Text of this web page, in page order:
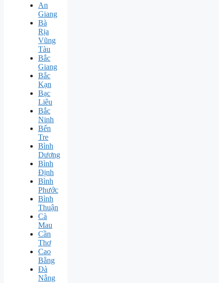
An
Giang
Bà
Rịa
Vũng
Tàu
Bắc
Giang
Bắc
Kạn
Bạc
Liêu
Bắc
Ninh
Bến
Tre
Bình
Dương
Bình
Định
Bình
Phước
Bình
Thuận
Cà
Mau
Cần
Thơ
Cao
Bằng
Đà
Nẵng